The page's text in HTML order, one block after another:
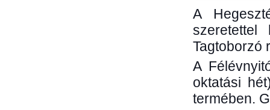
A
Tagtoborzó
A
oktatási
termében.